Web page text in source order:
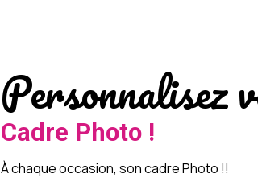
Personnalisez
Cadre Photo !
À chaque occasion, son cadre Photo !!